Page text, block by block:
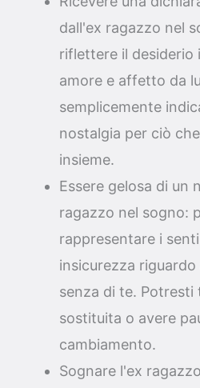
dall'ex ragazzo nel
riflettere il desiderio
amore e affetto da
semplicemente
nostalgia per ciò
insieme.
Essere gelosa di un
ragazzo nel sogno:
rappresentare i
insicurezza
senza di te. Potresti
sostituita o avere
cambiamento.
Sognare l'ex